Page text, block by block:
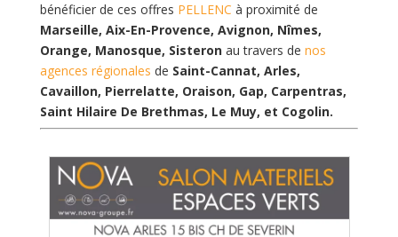
bénéficier de ces offres PELLENC à proximité de
Marseille, Aix-En-Provence, Avignon, Nîmes,
Orange, Manosque, Sisteronau travers de nos
agences régionales de Saint-Cannat, Arles,
Cavaillon, Pierrelatte, Oraison, Gap, Carpentras,
Saint Hilaire De Brethmas, Le Muy, et Cogolin.